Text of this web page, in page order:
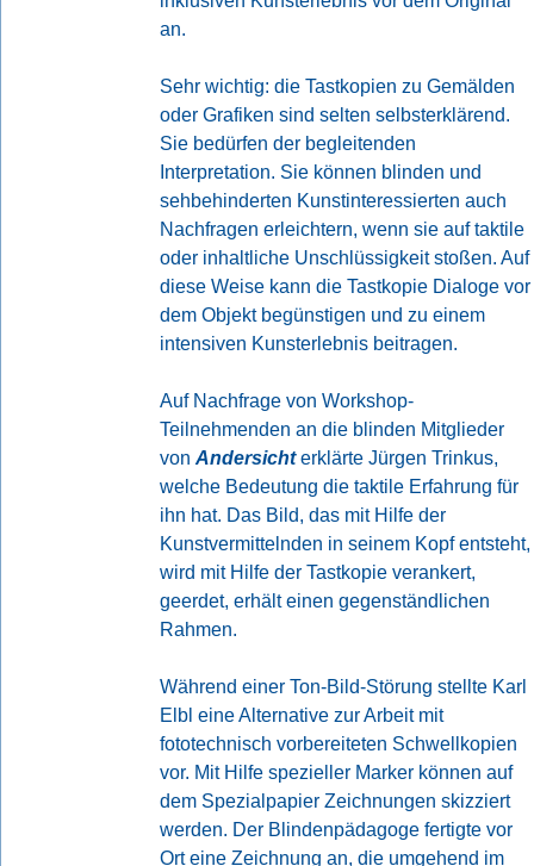
an.
Sehr wichtig: die Tastkopien zu Gemälden
oder Grafiken sind selten selbsterklärend.
Sie bedürfen der begleitenden
Interpretation. Sie können blinden und
sehbehinderten Kunstinteressierten auch
Nachfragen erleichtern, wenn sie auf taktile
oder inhaltliche Unschlüssigkeit stoßen. Auf
diese Weise kann die Tastkopie Dialoge vor
dem Objekt begünstigen und zu einem
intensiven Kunsterlebnis beitragen.
Auf Nachfrage von Workshop-
Teilnehmenden an die blinden Mitglieder
vonAndersichterklärte Jürgen Trinkus,
welche Bedeutung die taktile Erfahrung für
ihn hat. Das Bild, das mit Hilfe der
Kunstvermittelnden in seinem Kopf entsteht,
wird mit Hilfe der Tastkopie verankert,
geerdet, erhält einen gegenständlichen
Rahmen.
Während einer Ton-Bild-Störung stellte Karl
Elbl eine Alternative zur Arbeit mit
fototechnisch vorbereiteten Schwellkopien
vor. Mit Hilfe spezieller Marker können auf
dem Spezialpapier Zeichnungen skizziert
werden. Der Blindenpädagoge fertigte vor
Ort eine Zeichnung an, die umgehend im